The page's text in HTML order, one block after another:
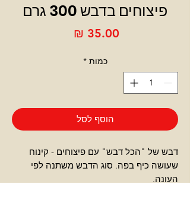
פיצוחים בדבש 300 גרם
כמות *
הוסף לסל
דבש של "הכל דבש" עם פיצוחים - קינוח
שעושה כיף בפה. סוג הדבש משתנה לפי
העונה.